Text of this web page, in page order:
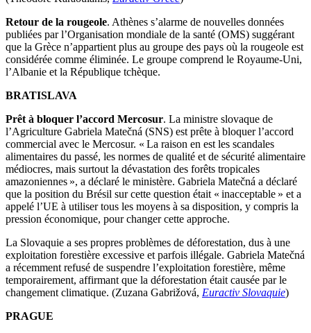
Retour de la rougeole. Athènes s’alarme de nouvelles données
publiées par l’Organisation mondiale de la santé (OMS) suggérant
que la Grèce n’appartient plus au groupe des pays où la rougeole est
considérée comme éliminée. Le groupe comprend le Royaume-Uni,
l’Albanie et la République tchèque.
BRATISLAVA
Prêt à bloquer l’accord Mercosur. La ministre slovaque de
l’Agriculture Gabriela Matečná (SNS) est prête à bloquer l’accord
commercial avec le Mercosur. « La raison en est les scandales
alimentaires du passé, les normes de qualité et de sécurité alimentaire
médiocres, mais surtout la dévastation des forêts tropicales
amazoniennes », a déclaré le ministère. Gabriela Matečná a déclaré
que la position du Brésil sur cette question était « inacceptable » et a
appelé l’UE à utiliser tous les moyens à sa disposition, y compris la
pression économique, pour changer cette approche.
La Slovaquie a ses propres problèmes de déforestation, dus à une
exploitation forestière excessive et parfois illégale. Gabriela Matečná
a récemment refusé de suspendre l’exploitation forestière, même
temporairement, affirmant que la déforestation était causée par le
changement climatique. (Zuzana Gabrižová, Euractiv Slovaquie)
PRAGUE